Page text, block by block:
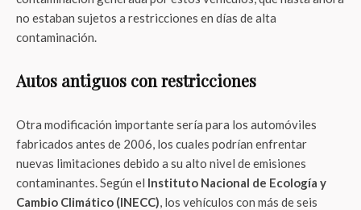
no estaban sujetos a restricciones en días de alta
contaminación.
Autos antiguos con restricciones
Otra modificación importante sería para los automóviles
fabricados antes de 2006, los cuales podrían enfrentar
nuevas limitaciones debido a su alto nivel de emisiones
contaminantes. Según el Instituto Nacional de Ecología y
Cambio Climático (INECC), los vehículos con más de seis